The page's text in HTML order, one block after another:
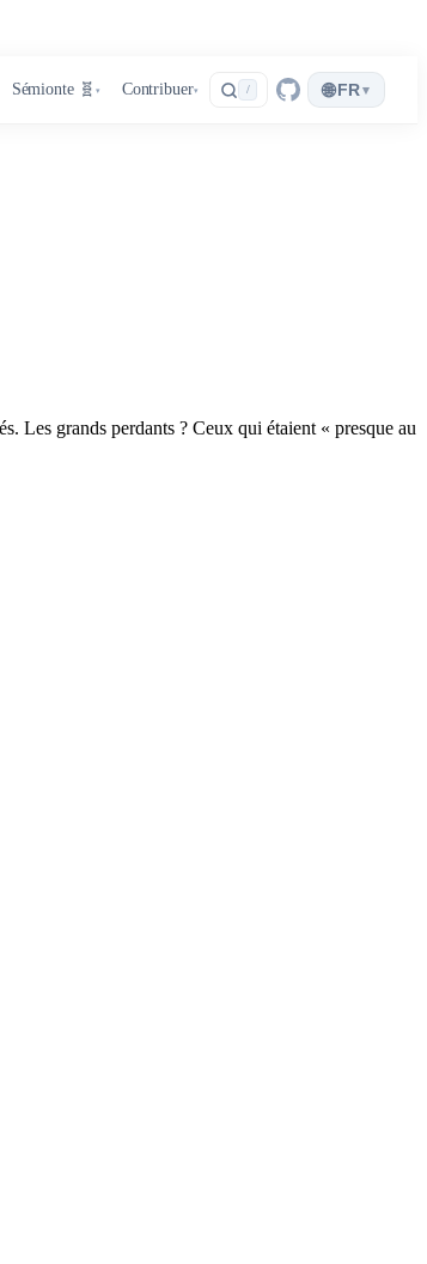
Sémionte 🧬 ▾ Contribuer▾ / 🌐FR ▾
Les grands perdants ? Ceux qui étaient « presque au